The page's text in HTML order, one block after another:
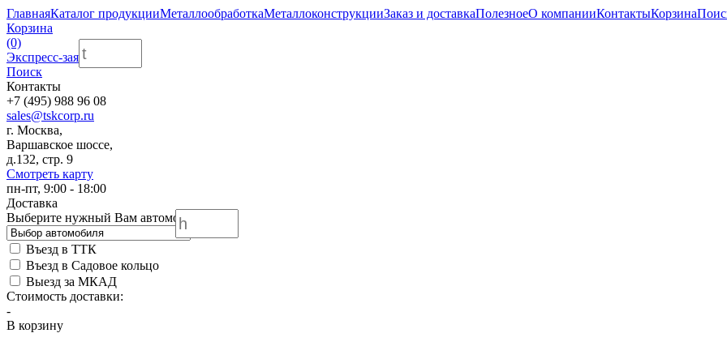
ГлавнаяКаталог продукцииМеталлообработкаМеталлоконструкцииЗаказ и доставкаПолезноеО компанииКонтактыКорзина
Корзина
(0)
Экспресс-заявка
Поиск
Контакты
+7 (495) 988 96 08
sales@tskcorp.ru
г. Москва,
Варшавское шоссе,
д.132, стр. 9
Смотреть карту
пн-пт, 9:00 - 18:00
Доставка
Выберите нужный Вам автомобиль:
Въезд в ТТК
Въезд в Садовое кольцо
Выезд за МКАД
Стоимость доставки:
-
В корзину